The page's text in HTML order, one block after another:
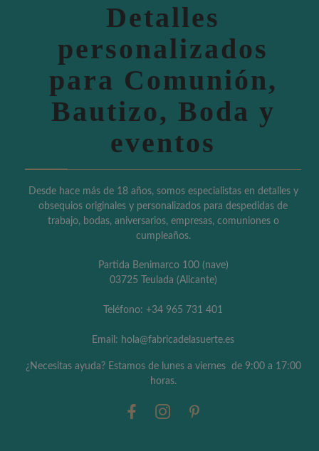
Detalles
personalizados
para Comunión,
Bautizo, Boda y
eventos
Desde hace más de 18 años, somos especialistas en detalles y
obsequios originales y personalizados para despedidas de
trabajo, bodas, aniversarios, empresas, comuniones o
cumpleaños.
Partida Benimarco 100 (nave)
03725 Teulada (Alicante)
Teléfono: +34 965 731 401
Email: hola@fabricadelasuerte.es
¿Necesitas ayuda? Estamos de lunes a viernes de 9:00 a 17:00
horas.